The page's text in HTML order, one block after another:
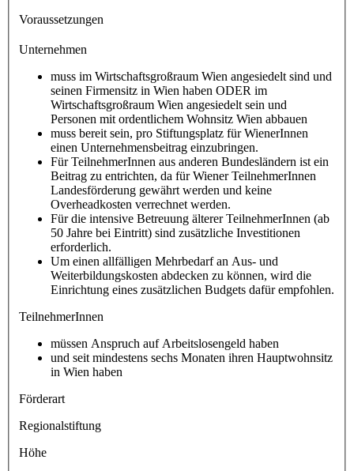
Voraussetzungen
Unternehmen
muss im Wirtschaftsgroßraum Wien angesiedelt sind und
seinen Firmensitz in Wien haben ODER im
Wirtschaftsgroßraum Wien angesiedelt sein und
Personen mit ordentlichem Wohnsitz Wien abbauen
muss bereit sein, pro Stiftungsplatz für WienerInnen
einen Unternehmensbeitrag einzubringen.
Für TeilnehmerInnen aus anderen Bundesländern ist ein
Beitrag zu entrichten, da für Wiener TeilnehmerInnen
Landesförderung gewährt werden und keine
Overheadkosten verrechnet werden.
Für die intensive Betreuung älterer TeilnehmerInnen (ab
50 Jahre bei Eintritt) sind zusätzliche Investitionen
erforderlich.
Um einen allfälligen Mehrbedarf an Aus- und
Weiterbildungskosten abdecken zu können, wird die
Einrichtung eines zusätzlichen Budgets dafür empfohlen.
TeilnehmerInnen
müssen Anspruch auf Arbeitslosengeld haben
und seit mindestens sechs Monaten ihren Hauptwohnsitz
in Wien haben
Förderart
Regionalstiftung
Höhe